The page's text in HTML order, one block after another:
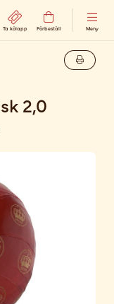
Ta kölapp Förbeställ Meny
2,0